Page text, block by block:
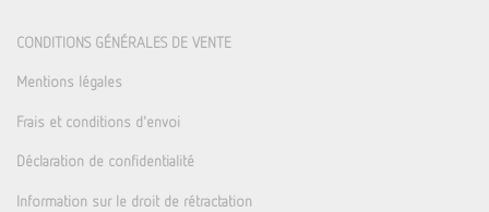
CONDITIONS GÉNÉRALES DE VENTE
Mentions légales
Frais et conditions d'envoi
Déclaration de confidentialité
Information sur le droit de rétractation